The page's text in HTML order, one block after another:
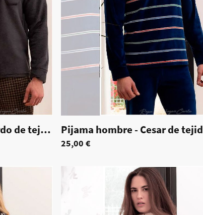
Pijama hombre - Gerardo de tejido coralina |70057
25,00 €